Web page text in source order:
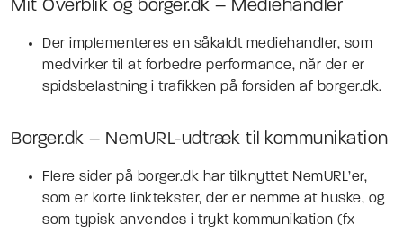
Mit Overblik og borger.dk – Mediehandler
Der implementeres en såkaldt mediehandler, som
medvirker til at forbedre performance, når der er
spidsbelastning i trafikken på forsiden af borger.dk.
Borger.dk – NemURL-udtræk til kommunikation
Flere sider på borger.dk har tilknyttet NemURL’er,
som er korte linktekster, der er nemme at huske, og
som typisk anvendes i trykt kommunikation (fx